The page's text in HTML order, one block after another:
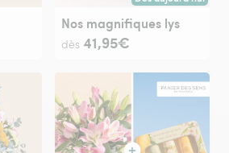
Livraison dès
Nos magnifiques lys
dès 41,95€